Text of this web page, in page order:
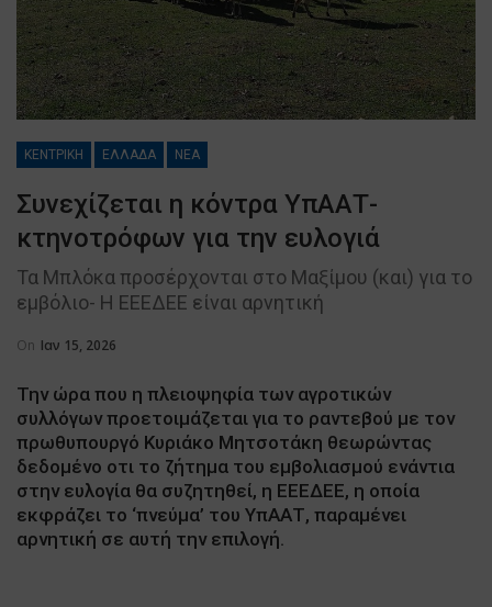
ΚΕΝΤΡΙΚΗ ΕΛΛΑΔΑ ΝΕΑ
Συνεχίζεται η κόντρα ΥπΑΑΤ-
κτηνοτρόφων για την ευλογιά
Τα Μπλόκα προσέρχονται στο Μαξίμου (και) για το
εμβόλιο- H ΕΕΕΔΕΕ είναι αρνητική
On Ιαν 15, 2026
Την ώρα που η πλειοψηφία των αγροτικών
συλλόγων προετοιμάζεται για το ραντεβού με τον
πρωθυπουργό Κυριάκο Μητσοτάκη θεωρώντας
δεδομένο οτι το ζήτημα του εμβολιασμού ενάντια
στην ευλογία θα συζητηθεί, η ΕΕΕΔΕΕ, η οποία
εκφράζει το ‘πνεύμα’ του ΥπΑΑΤ, παραμένει
αρνητική σε αυτή την επιλογή.